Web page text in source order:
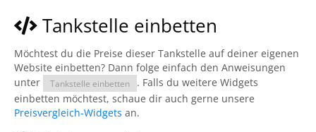
Tankstelle einbetten
Möchtest du die Preise dieser Tankstelle auf deiner eigenen
Website einbetten? Dann folge einfach den Anweisungen
unter
Tankstelle einbetten
. Falls du weitere Widgets
einbetten möchtest, schaue dir auch gerne unsere
Preisvergleich-Widgets an.